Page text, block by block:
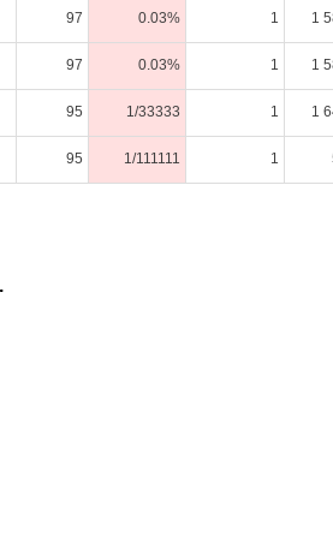
97 0.03% 1 1
97 0.03% 1 1
95 1/33333 1 1
95 1/111111 1